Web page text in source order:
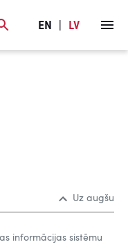
EN LV
Uz augšu
informācijas sistēmu